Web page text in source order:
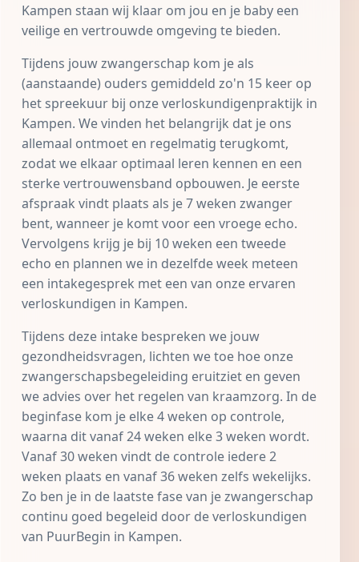
Kampen staan wij klaar om jou en je baby een
veilige en vertrouwde omgeving te bieden.
Tijdens jouw zwangerschap kom je als
(aanstaande) ouders gemiddeld zo'n 15 keer op
het spreekuur bij onze verloskundigenpraktijk in
Kampen. We vinden het belangrijk dat je ons
allemaal ontmoet en regelmatig terugkomt,
zodat we elkaar optimaal leren kennen en een
sterke vertrouwensband opbouwen. Je eerste
afspraak vindt plaats als je 7 weken zwanger
bent, wanneer je komt voor een vroege echo.
Vervolgens krijg je bij 10 weken een tweede
echo en plannen we in dezelfde week meteen
een intakegesprek met een van onze ervaren
verloskundigen in Kampen.
Tijdens deze intake bespreken we jouw
gezondheidsvragen, lichten we toe hoe onze
zwangerschapsbegeleiding eruitziet en geven
we advies over het regelen van kraamzorg. In de
beginfase kom je elke 4 weken op controle,
waarna dit vanaf 24 weken elke 3 weken wordt.
Vanaf 30 weken vindt de controle iedere 2
weken plaats en vanaf 36 weken zelfs wekelijks.
Zo ben je in de laatste fase van je zwangerschap
continu goed begeleid door de verloskundigen
van PuurBegin in Kampen.